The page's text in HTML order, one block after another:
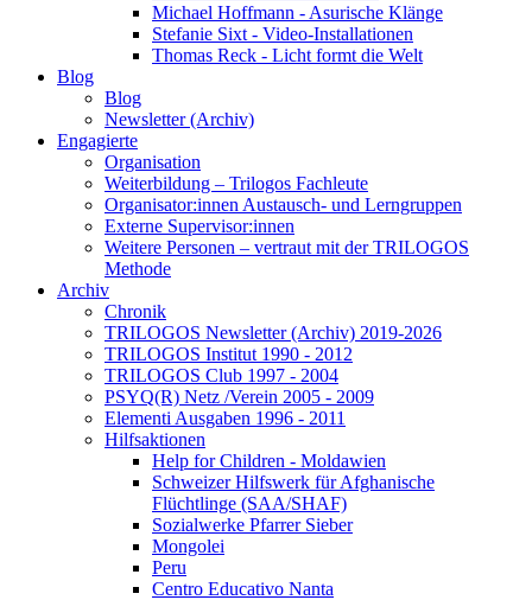
Michael Hoffmann - Asurische Klänge
Stefanie Sixt - Video-Installationen
Thomas Reck - Licht formt die Welt
Blog
Blog
Newsletter (Archiv)
Engagierte
Organisation
Weiterbildung – Trilogos Fachleute
Organisator:innen Austausch- und Lerngruppen
Externe Supervisor:innen
Weitere Personen – vertraut mit der TRILOGOS
Methode
Archiv
Chronik
TRILOGOS Newsletter (Archiv) 2019-2026
TRILOGOS Institut 1990 - 2012
TRILOGOS Club 1997 - 2004
PSYQ(R) Netz /Verein 2005 - 2009
Elementi Ausgaben 1996 - 2011
Hilfsaktionen
Help for Children - Moldawien
Schweizer Hilfswerk für Afghanische
Flüchtlinge (SAA/SHAF)
Sozialwerke Pfarrer Sieber
Mongolei
Peru
Centro Educativo Nanta